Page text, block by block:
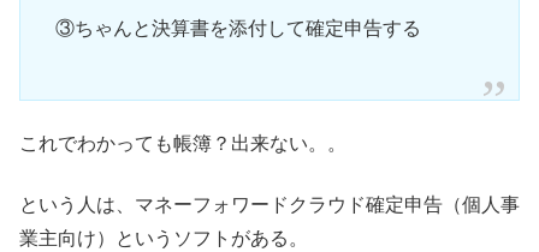
③ちゃんと決算書を添付して確定申告する
これでわかっても帳簿？出来ない。。
という人は、マネーフォワードクラウド確定申告（個人事
業主向け）というソフトがある。